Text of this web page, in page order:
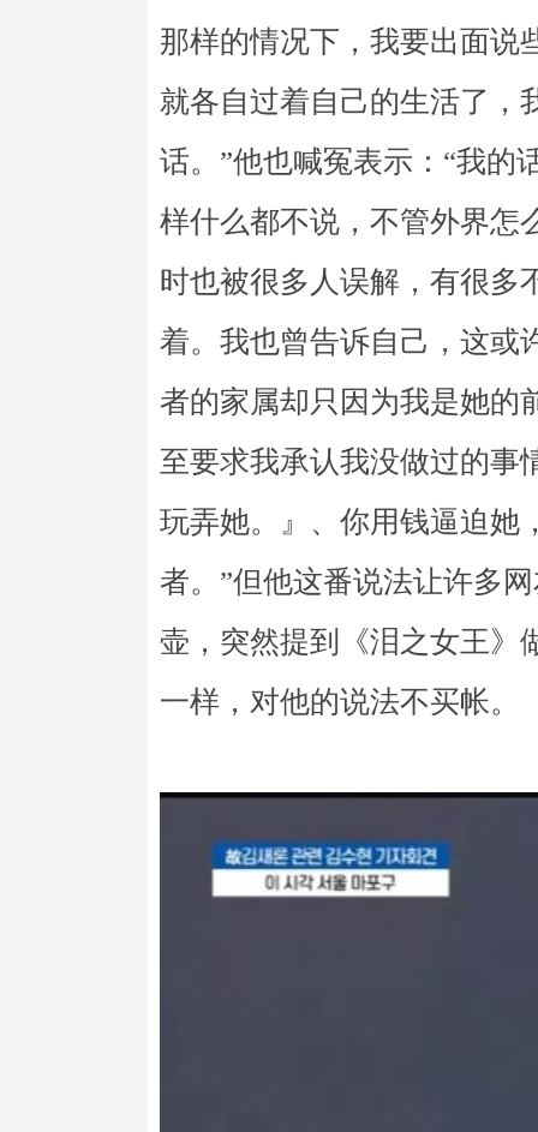
那样的情况下，我要出面说
就各自过着自己的生活了，
话。”他也喊冤表示：“我的
样什么都不说，不管外界怎
时也被很多人误解，有很多
着。我也曾告诉自己，这或
者的家属却只因为我是她的
至要求我承认我没做过的事
玩弄她。』、你用钱逼迫她
者。”但他这番说法让许多
壶，突然提到《泪之女王》
一样，对他的说法不买帐。